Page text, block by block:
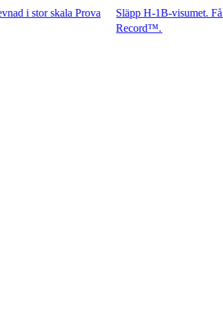
Prova
Släpp H-1B-visumet. Få tillgång